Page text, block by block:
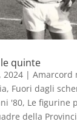
quinte
2024| Amarcord
, Fuori dagli
'80, Le figurine
della